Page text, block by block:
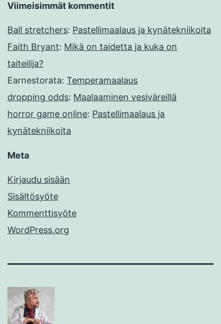
Viimeisimmät kommentit
Ball stretchers: Pastellimaalaus ja kynätekniikoita
Faith Bryant: Mikä on taidetta ja kuka on
taiteilija?
Earnestorata: Temperamaalaus
dropping odds: Maalaaminen vesiväreillä
horror game online: Pastellimaalaus ja
kynätekniikoita
Meta
Kirjaudu sisään
Sisältösyöte
Kommenttisyöte
WordPress.org